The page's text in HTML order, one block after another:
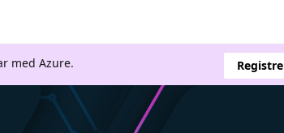
med Azure.